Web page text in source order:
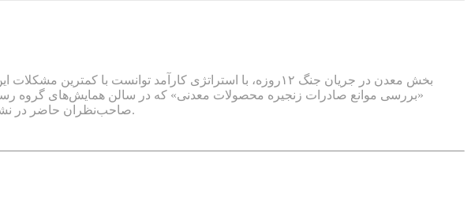
بخش معدن در جریان جنگ ۱۲روزه، با استراتژی کارآمد
«بررسی موانع صادرات زنجیره محصولات معدنی» که در سالن همایش‌های گروه
صاحب‌نظران حاضر در نشست «سیاست‌های ارزی ناکارآمد» را به‌عنوان مانع اصلی حضور موثرتر ایران در زنجیره ارزش جهانی معرفی کردند.